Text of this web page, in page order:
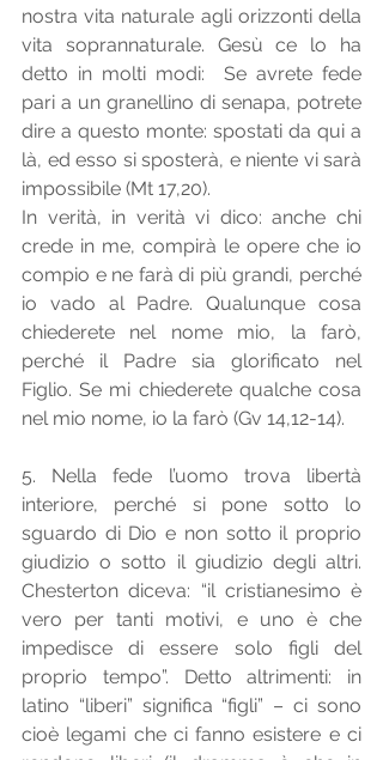
nostra vita naturale agli orizzonti della
vita soprannaturale. Gesù ce lo ha
detto in molti modi:  Se avrete fede
pari a un granellino di senapa, potrete
dire a questo monte: spostati da qui a
là, ed esso si sposterà, e niente vi sarà
impossibile (Mt 17,20).
In verità, in verità vi dico: anche chi
crede in me, compirà le opere che io
compio e ne farà di più grandi, perché
io vado al Padre. Qualunque cosa
chiederete nel nome mio, la farò,
perché il Padre sia glorificato nel
Figlio. Se mi chiederete qualche cosa
nel mio nome, io la farò (Gv 14,12-14).
5. Nella fede l’uomo trova libertà
interiore, perché si pone sotto lo
sguardo di Dio e non sotto il proprio
giudizio o sotto il giudizio degli altri.
Chesterton diceva: “il cristianesimo è
vero per tanti motivi, e uno è che
impedisce di essere solo figli del
proprio tempo”. Detto altrimenti: in
latino “liberi” significa “figli” – ci sono
cioè legami che ci fanno esistere e ci